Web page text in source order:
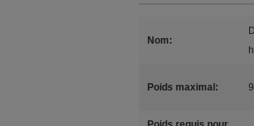
Nom:
Poids maximal: